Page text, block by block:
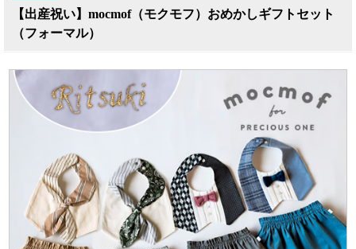
【出産祝い】mocmof（モクモフ）おめかしギフトセット
（フォーマル）